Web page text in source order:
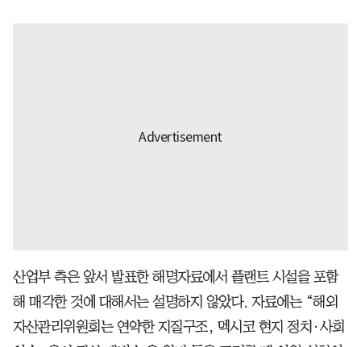
산업부 측은 앞서 발표한 해명자료에서 플랜트 시설을 포함
해 매각한 것에 대해서는 설명하지 않았다. 자료에는 “해외
자산관리위원회는 연약한 지질구조, 멕시코 현지 정치·사회